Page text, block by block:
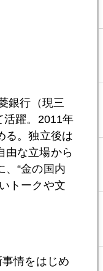
銀行（現三
活躍。2011年
る。独立後は
由な立場から
、“金の国内
トークや文
情をはじめ